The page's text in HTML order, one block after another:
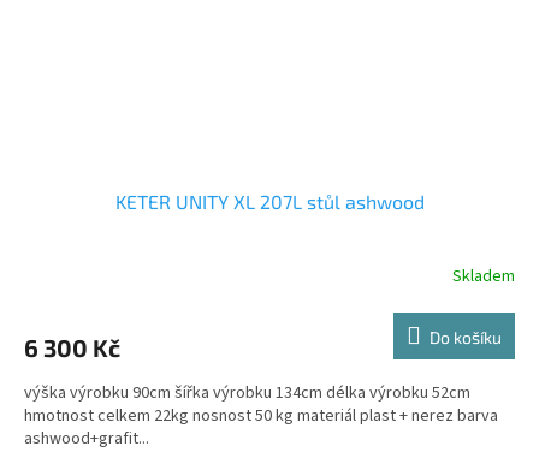
KETER UNITY XL 207L stůl ashwood
Skladem
6 300 Kč Do košíku
výška výrobku 90cm šířka výrobku 134cm délka výrobku 52cm
hmotnost celkem 22kg nosnost 50 kg materiál plast + nerez barva
ashwood+grafit...